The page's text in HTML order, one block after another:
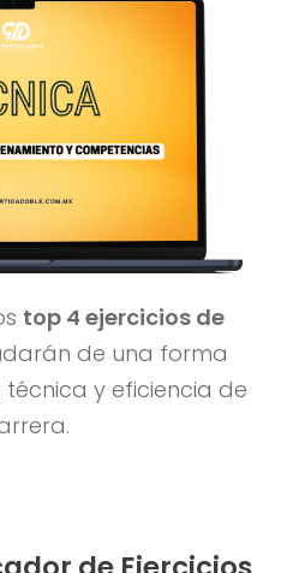
top 4 ejercicios de
de una forma
y eficiencia de